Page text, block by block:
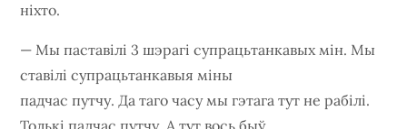
ніхто.
— Мы паставілі 3 шэрагі супрацьтанкавых мін. Мы
ставілі супрацьтанкавыя міны
падчас путчу. Да таго часу мы гэтага тут не рабілі.
Толькі падчас путчу. А тут вось быў